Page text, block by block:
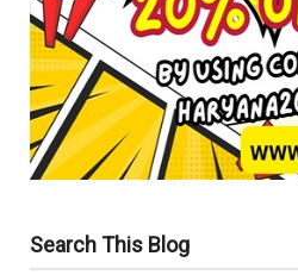
Search This Blog